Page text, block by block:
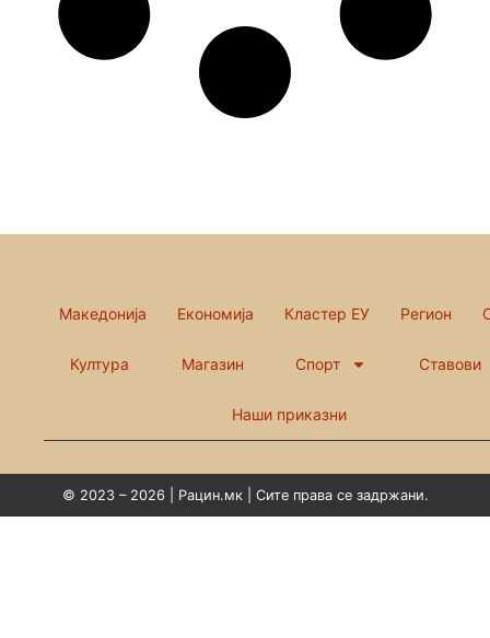
Македонија Економија Кластер ЕУ Регион
Култура Магазин Спорт Ставови
Наши приказни
© 2023 – 2026 | Рацин.мк | Сите права се задржани.